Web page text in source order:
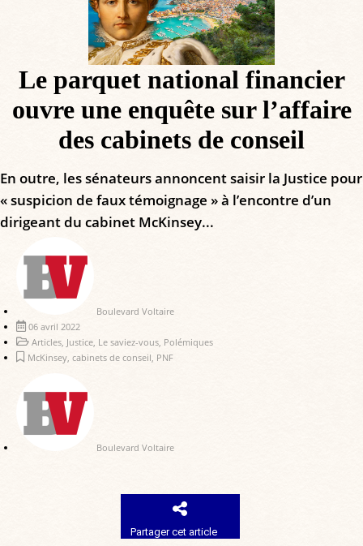
Le parquet national financier
ouvre une enquête sur l’affaire
des cabinets de conseil
En outre, les sénateurs annoncent saisir la Justice pour
« suspicion de faux témoignage » à l’encontre d’un
dirigeant du cabinet McKinsey...
Boulevard Voltaire
06 avril 2022
Articles, Justice, Le saviez-vous, Polémiques
McKinsey, cabinets de conseil, PNF
Boulevard Voltaire
Partager cet article